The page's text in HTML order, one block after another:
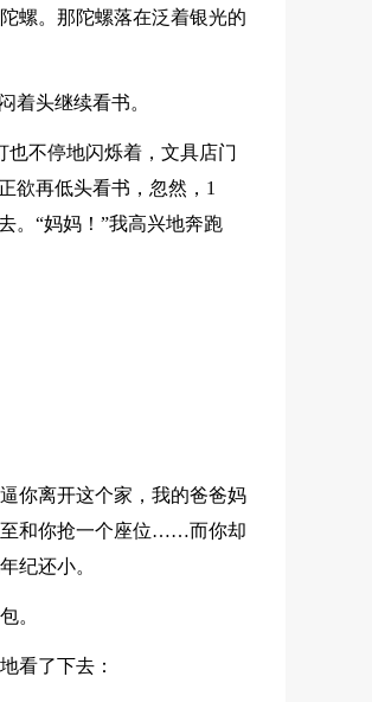
螺。那陀螺落在泛着银光的
着头继续看书。
不停地闪烁着，文具店门
欲再低头看书，忽然，1
。“妈妈！”我高兴地奔跑
你离开这个家，我的爸爸妈
至和你抢一个座位……而你却
纪还小。
。
看了下去：